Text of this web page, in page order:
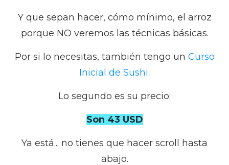
Y que sepan hacer, cómo mínimo, el arroz
porque NO veremos las técnicas básicas.
Por si lo necesitas, también tengo un Curso
Inicial de Sushi.
Lo segundo es su precio:
Son 43 USD
Ya está... no tienes que hacer scroll hasta
abajo.